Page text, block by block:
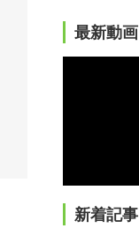
最新動画
新着記事